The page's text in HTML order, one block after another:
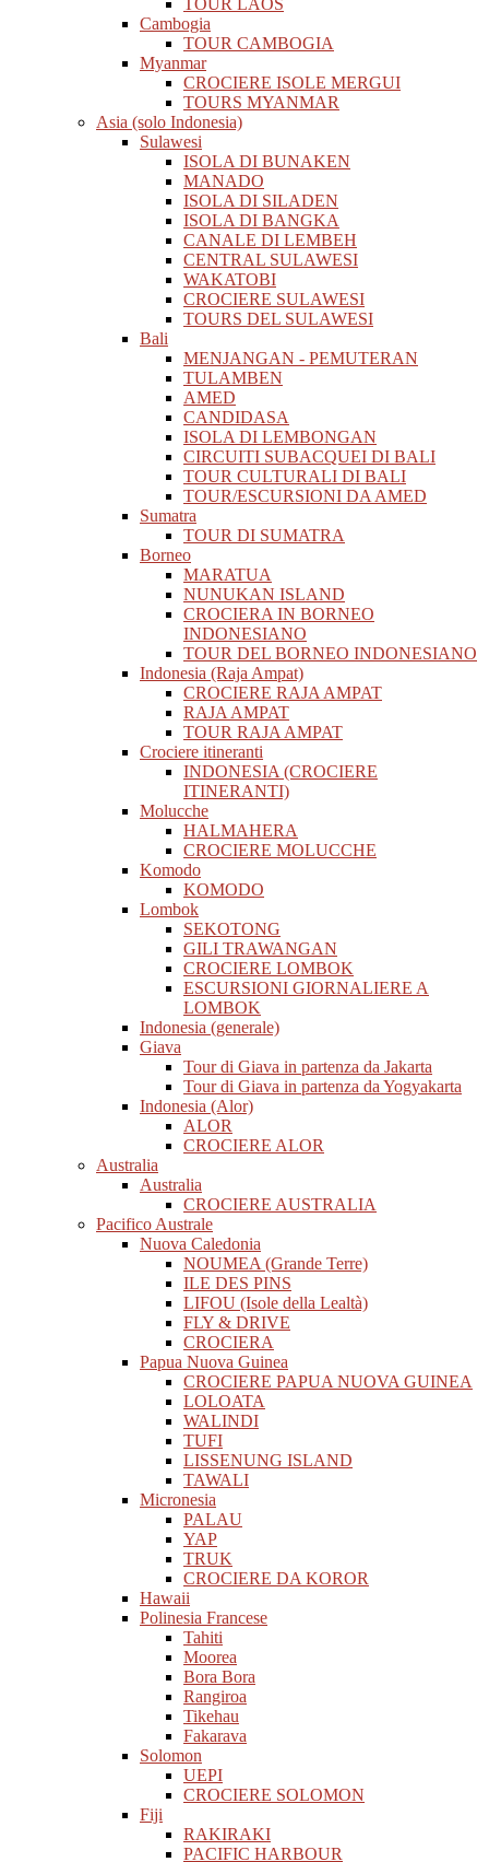
TOUR LAOS
Cambogia
TOUR CAMBOGIA
Myanmar
CROCIERE ISOLE MERGUI
TOURS MYANMAR
Asia (solo Indonesia)
Sulawesi
ISOLA DI BUNAKEN
MANADO
ISOLA DI SILADEN
ISOLA DI BANGKA
CANALE DI LEMBEH
CENTRAL SULAWESI
WAKATOBI
CROCIERE SULAWESI
TOURS DEL SULAWESI
Bali
MENJANGAN - PEMUTERAN
TULAMBEN
AMED
CANDIDASA
ISOLA DI LEMBONGAN
CIRCUITI SUBACQUEI DI BALI
TOUR CULTURALI DI BALI
TOUR/ESCURSIONI DA AMED
Sumatra
TOUR DI SUMATRA
Borneo
MARATUA
NUNUKAN ISLAND
CROCIERA IN BORNEO
INDONESIANO
TOUR DEL BORNEO INDONESIANO
Indonesia (Raja Ampat)
CROCIERE RAJA AMPAT
RAJA AMPAT
TOUR RAJA AMPAT
Crociere itineranti
INDONESIA (CROCIERE
ITINERANTI)
Molucche
HALMAHERA
CROCIERE MOLUCCHE
Komodo
KOMODO
Lombok
SEKOTONG
GILI TRAWANGAN
CROCIERE LOMBOK
ESCURSIONI GIORNALIERE A
LOMBOK
Indonesia (generale)
Giava
Tour di Giava in partenza da Jakarta
Tour di Giava in partenza da Yogyakarta
Indonesia (Alor)
ALOR
CROCIERE ALOR
Australia
Australia
CROCIERE AUSTRALIA
Pacifico Australe
Nuova Caledonia
NOUMEA (Grande Terre)
ILE DES PINS
LIFOU (Isole della Lealtà)
FLY & DRIVE
CROCIERA
Papua Nuova Guinea
CROCIERE PAPUA NUOVA GUINEA
LOLOATA
WALINDI
TUFI
LISSENUNG ISLAND
TAWALI
Micronesia
PALAU
YAP
TRUK
CROCIERE DA KOROR
Hawaii
Polinesia Francese
Tahiti
Moorea
Bora Bora
Rangiroa
Tikehau
Fakarava
Solomon
UEPI
CROCIERE SOLOMON
Fiji
RAKIRAKI
PACIFIC HARBOUR